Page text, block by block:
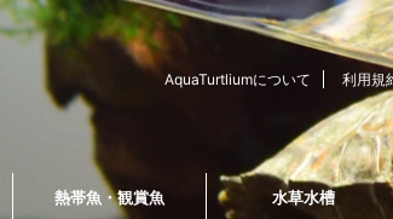
AquaTurtliumについて 利用規
熱帯魚・観賞魚 水草水槽